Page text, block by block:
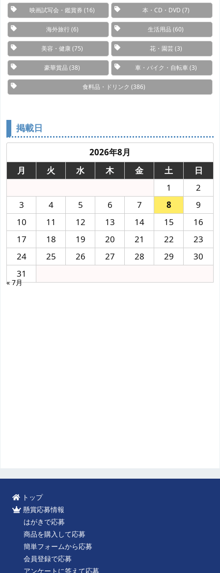
映画試写会・鑑賞券 (16) 本・CD・DVD (7)
海外旅行(6) 生活用品 (60)
美容・健康(75) 花・園芸(3)
豪華賞品 (38) 車・バイク・自転車(3)
食料品・ドリンク (386)
掲載日
2026年8月
月
火 水 木 金 土
日
1
2
3
4 5 6 7 8
9
10
11 12 13 14 15
16
17
18 19 20 21 22
23
24
25 26 27 28 29
30
31
« 7月
トップ
懸賞応募情報
はがきで応募
商品を購入して応募
簡単フォームから応募
会員登録で応募
アンケートに答えて応募